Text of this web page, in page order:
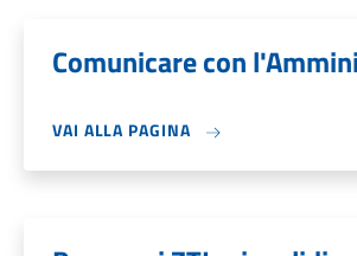
Comunicare con
VAI ALLA PAGINA